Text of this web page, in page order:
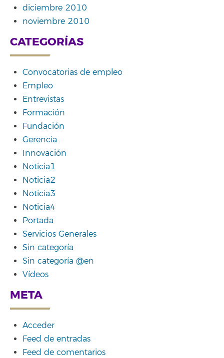
diciembre 2010
noviembre 2010
CATEGORÍAS
Convocatorias de empleo
Empleo
Entrevistas
Formación
Fundación
Gerencia
Innovación
Noticia1
Noticia2
Noticia3
Noticia4
Portada
Servicios Generales
Sin categoría
Sin categoría @en
Vídeos
META
Acceder
Feed de entradas
Feed de comentarios